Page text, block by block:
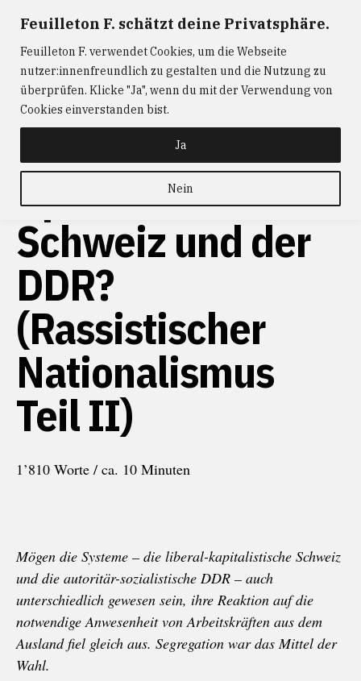
Feuilleton F. schätzt deine Privatsphäre.
Feuilleton F. verwendet Cookies, um die Webseite
nutzer:innenfreundlich zu gestalten und die Nutzung zu
überprüfen. Klicke "Ja", wenn du mit der Verwendung von
Cookies einverstanden bist.
Nein
Ja
Inhalt
springen
FEUILLETON F. — Journalismus mit Raum und Zeit
ABONNIEREN FEUILLETON F.
DER
W@RTIST
NEWS KONTAKT
Apartheid in der
Schweiz und der
DDR?
(Rassistischer
Nationalismus
Teil II)
1’810 Worte / ca. 10 Minuten
Mögen die Systeme – die liberal-kapitalistische Schweiz
und die autoritär-sozialistische DDR – auch
unterschiedlich gewesen sein, ihre Reaktion auf die
notwendige Anwesenheit von Arbeitskräften aus dem
Ausland fiel gleich aus. Segregation war das Mittel der
Wahl.